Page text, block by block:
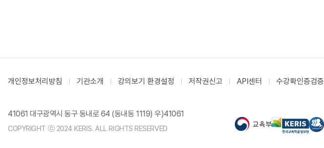
개인정보처리방침 기관소개 강의보기 환경설정 저작권신고 API센터 수강확인증검증
41061 대구광역시 동구 동내로 64 (동내동 1119) 우)41061
COPYRIGHT ⓒ 2024 KERIS. ALL RIGHTS RESERVED